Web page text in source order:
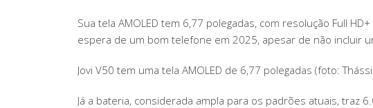
Sua tela AMOLED tem 6,77 polegadas, com resolução Full
espera de um bom telefone em 2025, apesar de não incluir
Jovi V50 tem uma tela AMOLED de 6,77 polegadas (foto:
Já a bateria, considerada ampla para os padrões atuais, traz